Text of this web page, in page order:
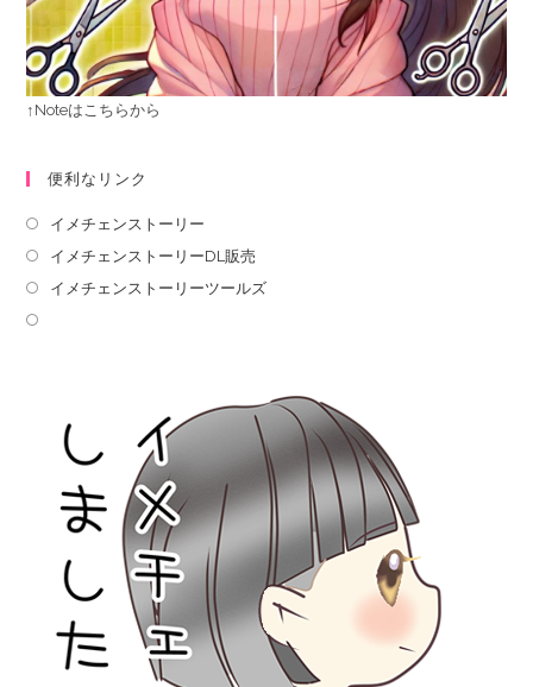
↑Noteはこちらから
便利なリンク
イメチェンストーリー
イメチェンストーリーDL販売
イメチェンストーリーツールズ